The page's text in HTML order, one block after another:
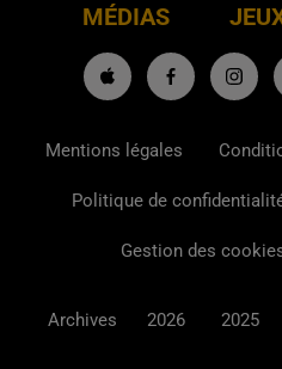
MÉDIAS
Mentions légales
Politique de
Gestion des
Archives 2026 2025